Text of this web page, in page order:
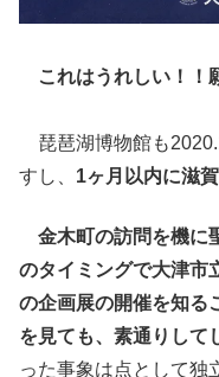
これはうれしい！！
琵琶湖博物館も
すし、 1ヶ月以内に滋
金木町の訪問を機に
のタイミングで大津市
の企画展の開催を知る
を見ても、素通りして
った事象は点として独